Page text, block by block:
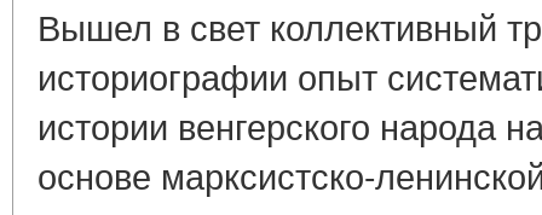
Вышел в свет коллективный
историографии опыт
истории венгерского народа
основе марксистско-